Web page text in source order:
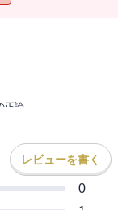
た彼
か
……
正論
レビューを書く
0